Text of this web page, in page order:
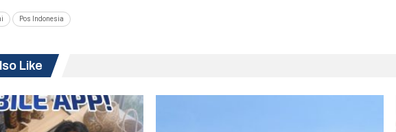
Pos Indonesia
Like